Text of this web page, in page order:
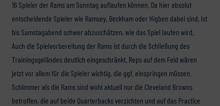
16 Spieler der Rams am Sonntag auflaufen können. Da hier absolut
entscheidende Spieler wie Ramsey, Beckham oder Higbee dabei sind, ist
bis Samstagabend schwer abzuschätzen, wie das Spiel laufen wird.
Auch die Spielvorbereitung der Rams ist durch die Schließung des
Trainingsgeländes deutlich eingeschränkt. Reps auf dem Feld wären
jetzt vor allem für die Spieler wichtig, die ggf. einspringen müssen.
Schlimmer als die Rams sind wohl aktuell nur die Cleveland Browns
betroffen, die auf beide Quarterbacks verzichten und auf das Practice